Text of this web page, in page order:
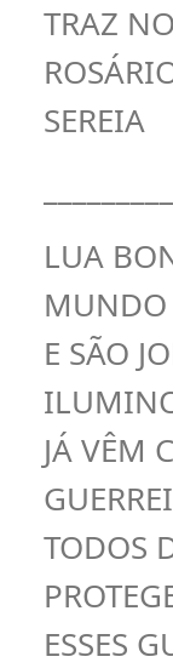
TRAZ
SEREIA
LUA
E SÃO
JÁ VÊM
TODOS
ESSES